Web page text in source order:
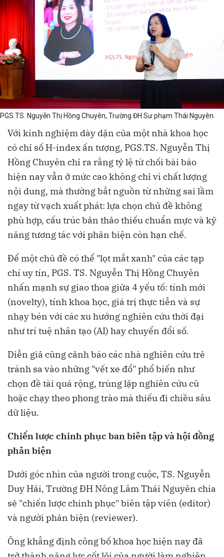
PGS.TS. Nguyễn Thị Hồng Chuyên, Trường ĐH Sư phạm Thái Nguyên.
Với kinh nghiệm dày dặn của một nhà khoa học
có chỉ số H-index ấn tượng, PGS.TS. Nguyễn Thị
Hồng Chuyên chỉ ra rằng tỷ lệ từ chối bài báo
hiện nay vẫn ở mức cao không chỉ vì chất lượng
nội dung, mà thường bắt nguồn từ những sai lầm
ngay từ vạch xuất phát: lựa chọn chủ đề không
phù hợp, cấu trúc bản thảo thiếu chuẩn mực và kỹ
năng tương tác với phản biện còn hạn chế.
Để một chủ đề có thể "lọt mắt xanh" của các tạp
chí uy tín, PGS. TS. Nguyễn Thị Hồng Chuyên
nhấn mạnh sự giao thoa giữa 4 yếu tố: tính mới
(novelty), tính khoa học, giá trị thực tiễn và sự
nhạy bén với các xu hướng nghiên cứu thời đại
như trí tuệ nhân tạo (AI) hay chuyển đổi số.
Diễn giả cũng cảnh báo các nhà nghiên cứu trẻ
tránh sa vào những "vết xe đổ" phổ biến như
chọn đề tài quá rộng, trùng lặp nghiên cứu cũ
hoặc chạy theo phong trào mà thiếu đi chiều sâu
dữ liệu.
Chiến lược chinh phục ban biên tập và hội đồng
phản biện
Dưới góc nhìn của người trong cuộc, TS. Nguyễn
Duy Hải, Trường ĐH Nông Lâm Thái Nguyên chia
sẻ "chiến lược chinh phục" biên tập viên (editor)
và người phản biện (reviewer).
Ông khẳng định công bố khoa học hiện nay đã